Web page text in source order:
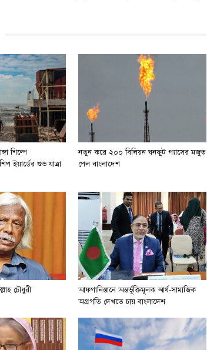
শিল্পে
ইয়ার্ডের শুভ যাত্রা
নতুন করে ২০০ বিলিয়ন ঘনফুট গ্যাসের মজুত
পেল বাংলাদেশ
চৌধুরী
আফগানিস্তানে অন্তর্ভূক্তিমূলক আর্থ-সামাজিক
অগ্রগতি দেখতে চায় বাংলাদেশ